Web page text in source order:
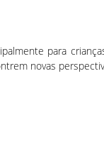
para
novas